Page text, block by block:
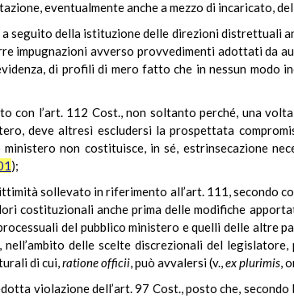
eventualmente anche a mezzo di incaricato,
seguito della istituzione delle direzioni distrettuali
impugnazioni avverso provvedimenti adottati da
di profili di mero fatto che in nessun modo
l’art. 112 Cost., non soltanto perché, una
deve altresì escludersi la prospettata
non costituisce, in sé, estrinsecazione
);
sollevato in riferimento all’art. 111, secondo
costituzionali anche prima delle modifiche
del pubblico ministero e quelli delle altre
delle scelte discrezionali del
di cui,rationeofficii, può avvalersi (v.,ex plurimis,
violazione dell’art. 97 Cost., posto che,